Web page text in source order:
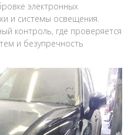
электронных
и системы освещения.
контроль, где проверяется
и безупречность